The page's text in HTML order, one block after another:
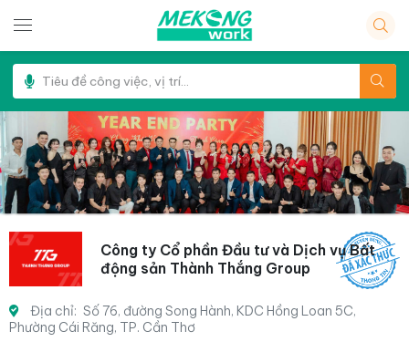
Công ty Cổ phần Đầu tư và Dịch vụ Bất
động sản Thành Thắng Group
Địa chỉ: Số 76, đường Song Hành, KDC Hồng Loan 5C,
Phường Cái Răng, TP. Cần Thơ